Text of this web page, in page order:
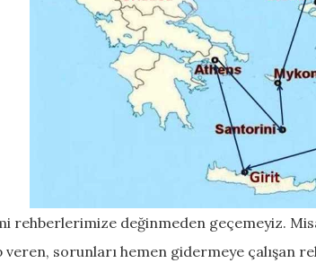
rehberlerimize değinmeden geçemeyiz.
veren, sorunları hemen gidermeye çalışan